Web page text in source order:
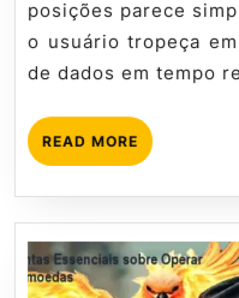
posições parece
o usuário tropeça
de dados em tempo
READ MORE READ
MORE